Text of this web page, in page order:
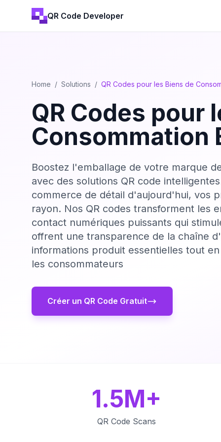
QR Code Developer
Home / Solutions / QR Codes pour les Biens de
QR Codes pour
Consommation
Boostez l'emballage de votre marque
avec des solutions QR code
commerce de détail d'aujourd'hui, vos
rayon. Nos QR codes transforment les
contact numériques puissants qui
offrent une transparence de la chaîne
informations produit essentielles tout
les consommateurs
Créer un QR Code Gratuit
1.5M+
QR Code Scans